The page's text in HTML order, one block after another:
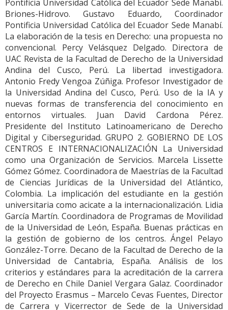
Pontificia Universidad Católica del Ecuador Sede Manabí.
Briones-Hidrovo. Gustavo Eduardo, Coordinador
Pontificia Universidad Católica del Ecuador Sede Manabí.
La elaboración de la tesis en Derecho: una propuesta no
convencional. Percy Velásquez Delgado. Directora de
UAC Revista de la Facultad de Derecho de la Universidad
Andina del Cusco, Perú. La libertad investigadora.
Antonio Fredy Vengoa Zúñiga. Profesor Investigador de
la Universidad Andina del Cusco, Perú. Uso de la IA y
nuevas formas de transferencia del conocimiento en
entornos virtuales. Juan David Cardona Pérez.
Presidente del Instituto Latinoamericano de Derecho
Digital y Ciberseguridad. GRUPO 2. GOBIERNO DE LOS
CENTROS E INTERNACIONALIZACIÓN La Universidad
como una Organización de Servicios. Marcela Lissette
Gómez Gómez. Coordinadora de Maestrías de la Facultad
de Ciencias Jurídicas de la Universidad del Atlántico,
Colombia. La implicación del estudiante en la gestión
universitaria como acicate a la internacionalización. Lidia
García Martín. Coordinadora de Programas de Movilidad
de la Universidad de León, España. Buenas prácticas en
la gestión de gobierno de los centros. Ángel Pelayo
González-Torre. Decano de la Facultad de Derecho de la
Universidad de Cantabria, España. Análisis de los
criterios y estándares para la acreditación de la carrera
de Derecho en Chile Daniel Vergara Galaz. Coordinador
del Proyecto Erasmus – Marcelo Cevas Fuentes, Director
de Carrera y Vicerrector de Sede de la Universidad